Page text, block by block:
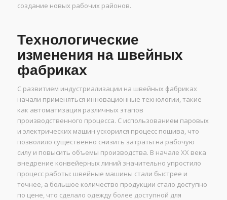
создание новых рабочих районов.
Технологические
изменения на швейных
фабриках
С развитием индустриализации на швейных фабриках
начали применяться инновационные технологии, такие
как автоматизация различных этапов
производственного процесса. С использованием паровых
и электрических машин ускорился процесс пошива, что
позволило существенно снизить затраты на рабочую
силу и повысить объемы производства. В начале XX века
внедрение конвейерных линий значительно упростило
процесс работы: швейные машины стали быстрее и
точнее, а большое количество продукции стало доступно
по цене, что сделало одежду более доступной для